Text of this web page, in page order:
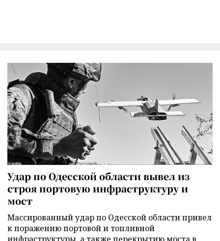
Удар по Одесской области вывел из
строя портовую инфраструктуру и
мост
Массированный удар по Одесской области привел
к поражению портовой и топливной
инфраструктуры, а также перекрытию моста в